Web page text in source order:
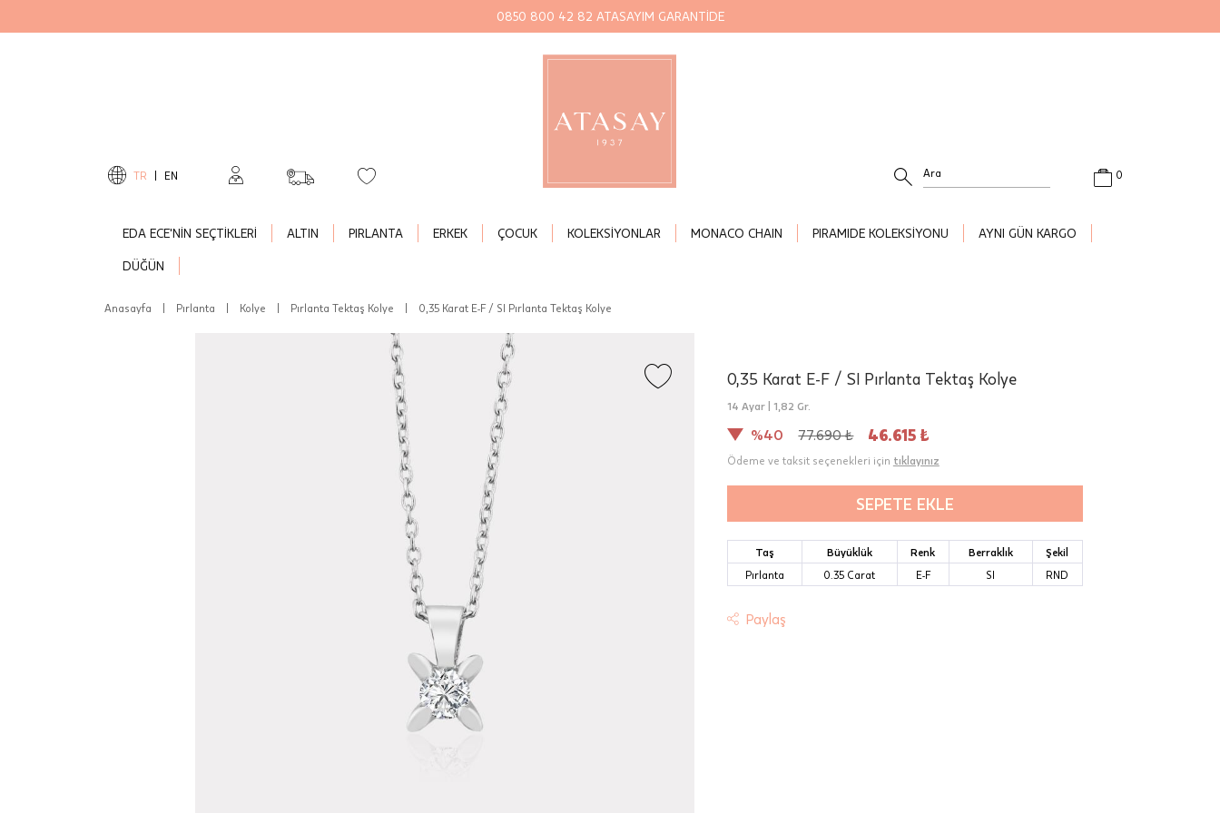
0850 800 42 82 ATASAYIM GARANTİDE
TR EN
EDA ECE'NİN SEÇTİKLERİ ALTIN PIRLANTA ERKEK ÇOCUK KOLEKSİYONLAR MONACO CHAIN PIRAMIDE KOLEKSİYONU AYNI GÜN KARGO
DÜĞÜN
0
Anasayfa Pırlanta Kolye Pırlanta Tektaş Kolye 0,35 Karat E-F / SI Pırlanta Tektaş Kolye
0,35 Karat E-F / SI Pırlanta Tektaş Kolye
14 Ayar | 1,82 Gr.
%40 77.690 ₺ 46.615 ₺
Ödeme ve taksit seçenekleri için tıklayınız
SEPETE EKLE
Taş Büyüklük Renk Berraklık
Şekil
Pırlanta
0.35 Carat E-F SI RND
Paylaş
Teslimat